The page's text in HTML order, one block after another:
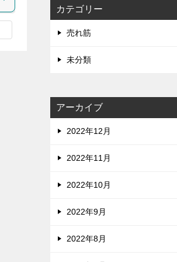
カテゴリー
売れ筋
未分類
アーカイブ
2022年12月
2022年11月
2022年10月
2022年9月
2022年8月